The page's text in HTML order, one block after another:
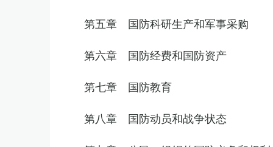
第五章 国防科研生产和军事采购
第六章 国防经费和国防资产
第七章 国防教育
第八章 国防动员和战争状态